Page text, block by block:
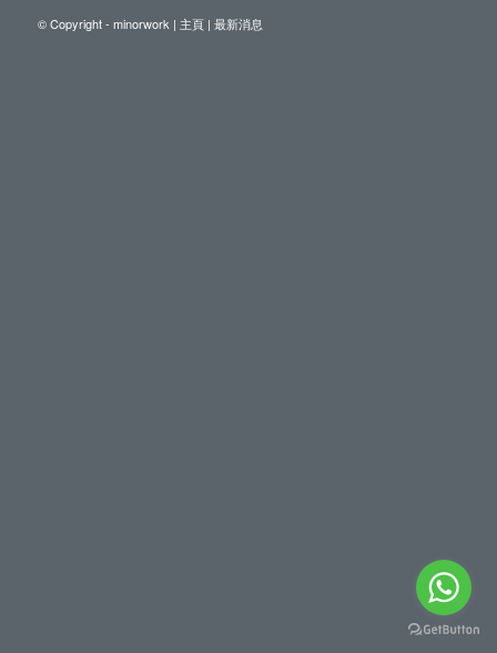
© Copyright - minorwork | 主頁| 最新消息